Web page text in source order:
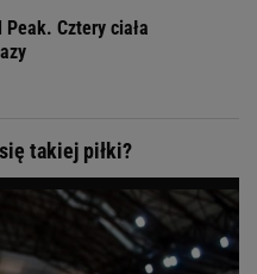
Cztery ciała
takiej piłki?